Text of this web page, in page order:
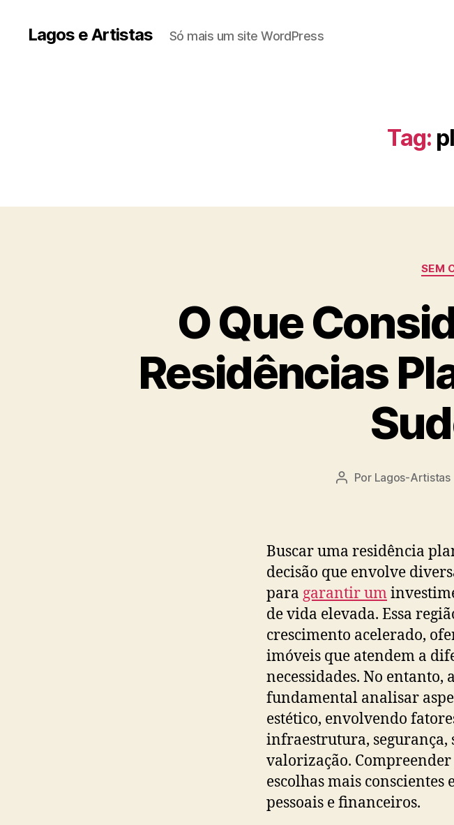
Lagos e Artistas Só mais um site WordPress
Tag:
SEM
O Que
Residências
Autor
Por Lagos-Artistas
Buscar uma residência
decisão que envolve
para garantir um
de vida elevada. Essa
crescimento acelerado,
imóveis que atendem a
necessidades. No entanto,
fundamental analisar
estético, envolvendo
infraestrutura, segurança,
valorização. Compreender
escolhas mais conscientes
pessoais e financeiros.